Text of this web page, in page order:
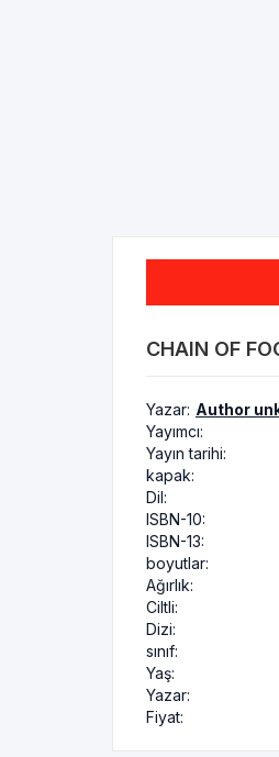
CHAIN OF
Yazar: Author
Yayımcı:
Yayın tarihi:
kapak:
Dil:
ISBN-10:
ISBN-13:
boyutlar:
Ağırlık:
Ciltli:
Dizi:
sınıf:
Yaş:
Yazar:
Fiyat: